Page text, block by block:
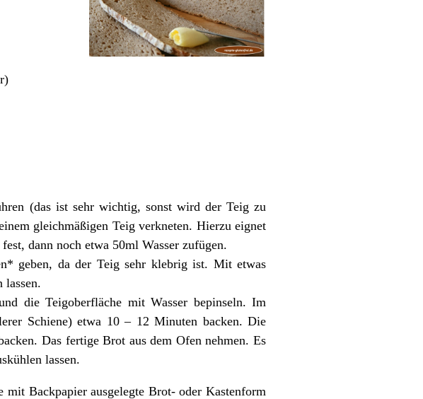
(das ist sehr wichtig, sonst wird der Teig zu
gleichmäßigen Teig verkneten. Hierzu eignet
dann noch etwa 50ml Wasser zufügen.
geben, da der Teig sehr klebrig ist. Mit etwas
lassen.
die Teigoberfläche mit Wasser bepinseln. Im
Schiene) etwa 10 – 12 Minuten backen. Die
Das fertige Brot aus dem Ofen nehmen. Es
lassen.
Backpapier ausgelegte Brot- oder Kastenform